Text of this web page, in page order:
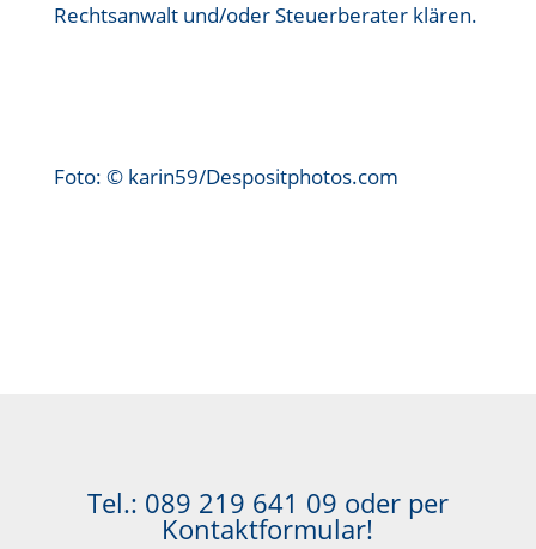
Rechtsanwalt und/oder Steuerberater klären.
Foto: © karin59/Despositphotos.com
Tel.: 089 219 641 09 oder per
Kontaktformular!